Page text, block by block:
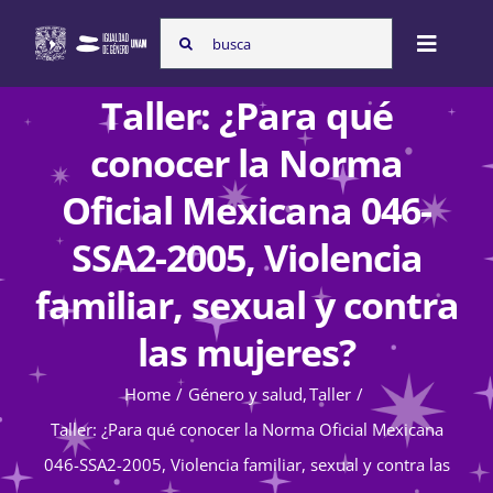
content
Search
for:
Toggle
Inicio
Nosotras
Programas
Atención de la violencia de género
Cursos
Taller: ¿Para qué
conocer la Norma
Oficial Mexicana 046-
SSA2-2005, Violencia
familiar, sexual y contra
las mujeres?
Home Género y salud Taller
Taller: ¿Para qué conocer la Norma Oficial Mexicana
046-SSA2-2005, Violencia familiar, sexual y contra las